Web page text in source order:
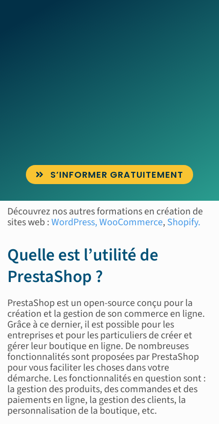
S’INFORMER GRATUITEMENT
Découvrez nos autres formations en création de
sites web :WordPress,WooCommerce, Shopify.
Quelle est l’utilité de
PrestaShop ?
PrestaShop est un open-source conçu pour la
création et la gestion de son commerce en ligne.
Grâce à ce dernier, il est possible pour les
entreprises et pour les particuliers de créer et
gérer leur boutique en ligne. De nombreuses
fonctionnalités sont proposées par PrestaShop
pour vous faciliter les choses dans votre
démarche. Les fonctionnalités en question sont :
la gestion des produits, des commandes et des
paiements en ligne, la gestion des clients, la
personnalisation de la boutique, etc.